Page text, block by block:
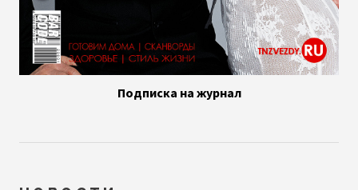
Подписка на журнал